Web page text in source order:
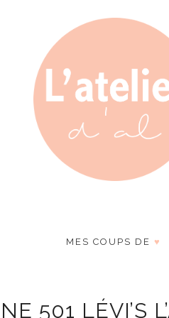
MES COUPS DE ♥
501 LÉVI’S